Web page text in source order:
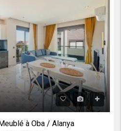
à Oba / Alanya